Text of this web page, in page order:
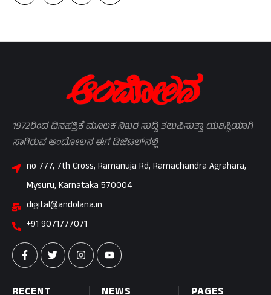
1972ರಿಂದ ದಿನಪತ್ರಿಕೆ ಮೂಲಕ ನಿಖರ ಸುದ್ದಿ ತಲುಪಿಸುತ್ತಾ ಯಶಸ್ವಿಯಾಗಿ
ಸಾಗಿರುವ ಆಂದೋಲನ ಈಗ ಡಿಜಿಟಲ್‌ನಲ್ಲಿ
no 777, 7th Cross, Ramanuja Rd, Ramachandra Agrahara,
Mysuru, Karnataka 570004
digital@andolana.in
+91 9071777071